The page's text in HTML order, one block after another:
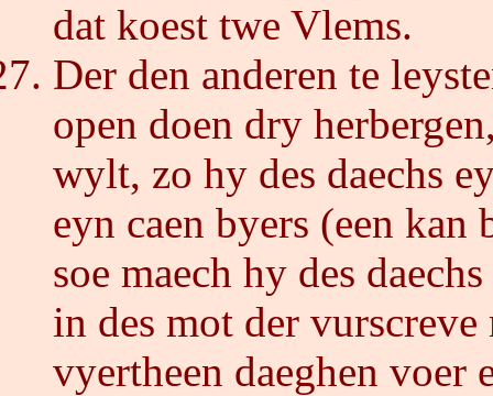
dat koest twe Vlems.
Der den anderen te
open doen dry
wylt, zo hy des daechs
eyn caen byers (een
soe maech hy des
in des mot der
vyertheen daeghen voer